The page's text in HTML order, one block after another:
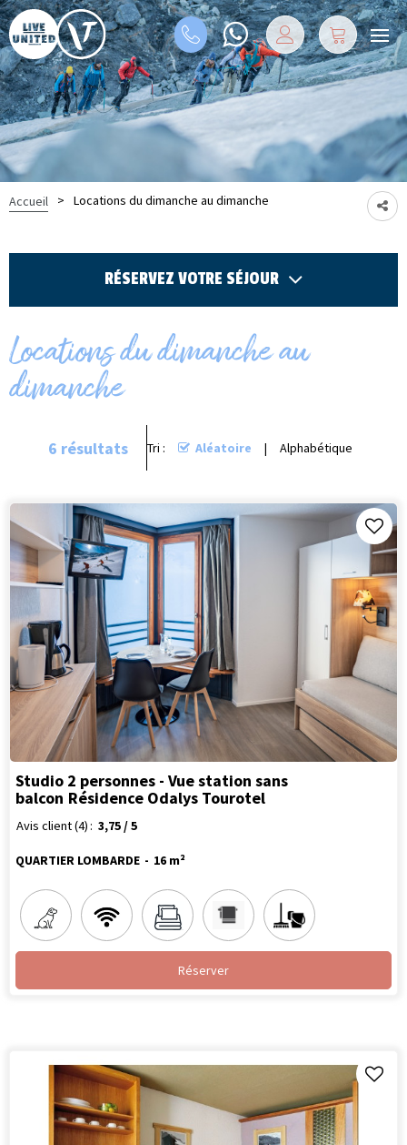
Accueil > Locations du dimanche au dimanche
RÉSERVEZ VOTRE SÉJOUR
Locations du dimanche au
dimanche
6 résultats Tri : Aléatoire Alphabétique
Studio 2 personnes - Vue station sans
balcon Résidence Odalys Tourotel
Avis client(4) 3,75 / 5
QUARTIER LOMBARDE 16 m²
Réserver